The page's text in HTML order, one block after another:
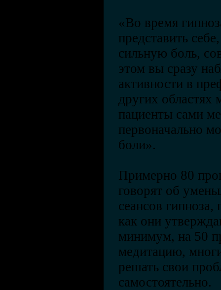
«Во время
представить
сильную боль,
этом вы сразу
активности в
других
пациенты сами
первоначально
боли».
Примерно 80
говорят об
сеансов
как они
минимум, на 50
медитацию,
решать свои
самостоятельно.